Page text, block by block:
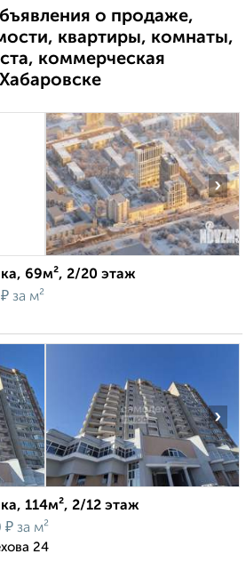
о продаже,
квартиры, комнаты,
коммерческая
›
69м², 2/20 этаж
₽ за м²
›
114м², 2/12 этаж
₽ за м²
24